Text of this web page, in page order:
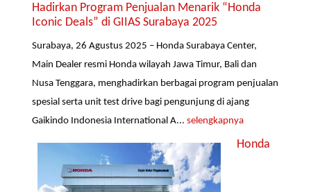
Hadirkan Program Penjualan Menarik “Honda
Iconic Deals” di GIIAS Surabaya 2025
Surabaya, 26 Agustus 2025 – Honda Surabaya Center,
Main Dealer resmi Honda wilayah Jawa Timur, Bali dan
Nusa Tenggara, menghadirkan berbagai program penjualan
spesial serta unit test drive bagi pengunjung di ajang
Gaikindo Indonesia International A...selengkapnya
Honda